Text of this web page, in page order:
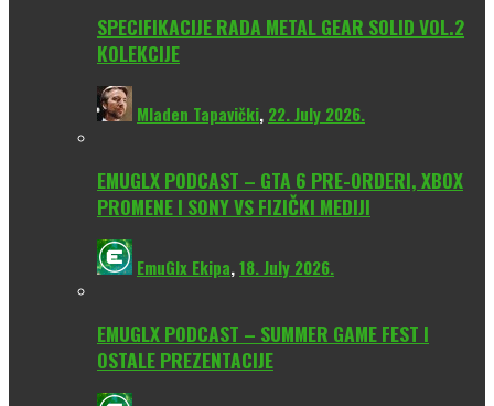
SPECIFIKACIJE RADA METAL GEAR SOLID VOL.2
KOLEKCIJE
Mladen Tapavički, 22. July 2026.
EMUGLX PODCAST – GTA 6 PRE-ORDERI, XBOX
PROMENE I SONY VS FIZIČKI MEDIJI
EmuGlx Ekipa,18. July 2026.
EMUGLX PODCAST – SUMMER GAME FEST I
OSTALE PREZENTACIJE